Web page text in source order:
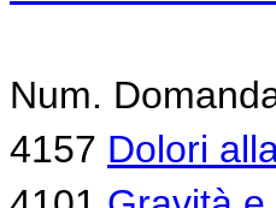
Num.
4157 Dolori